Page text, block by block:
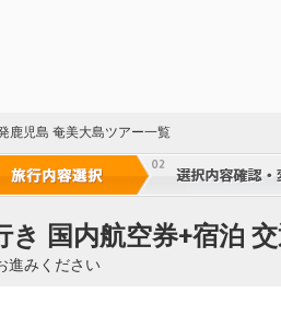
鹿児島 奄美大島ツアー一覧
き 国内航空券+宿泊
進みください